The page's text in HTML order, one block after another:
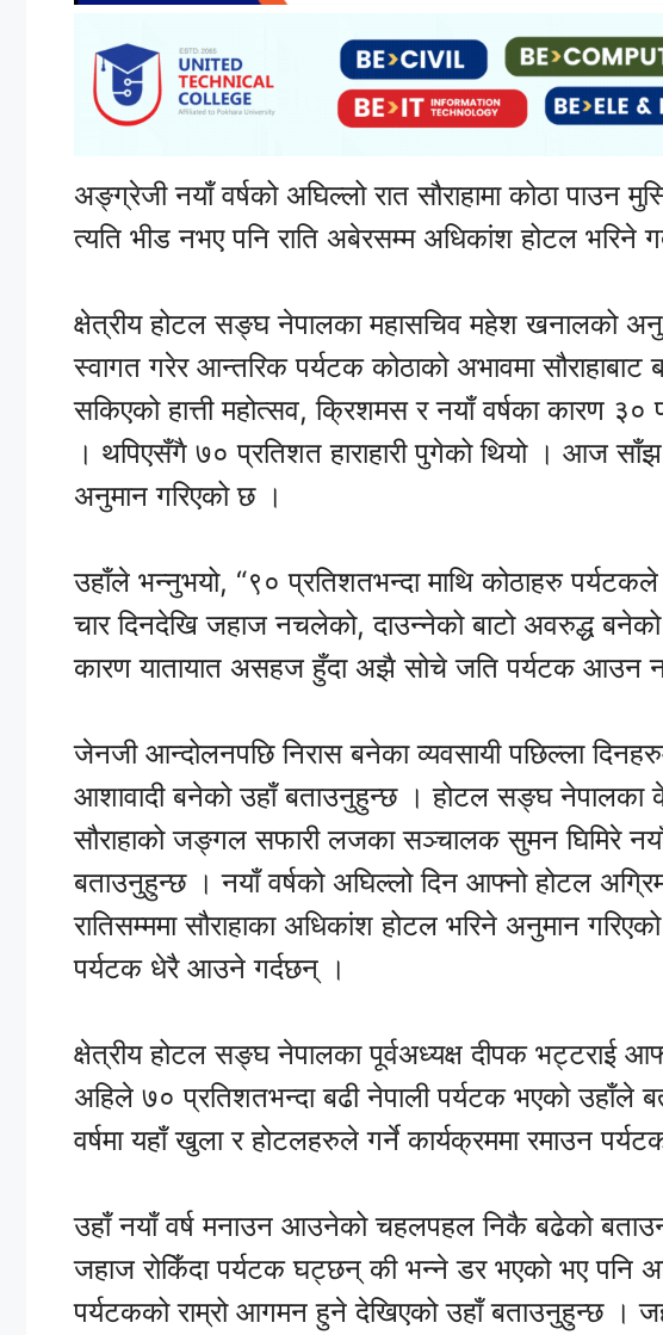
अङ्ग्रेजी नयाँ वर्षको अघिल्लो रात सौराहामा कोठा पाउन
त्यति भीड नभए पनि राति अबेरसम्म अधिकांश होटल भरिने
क्षेत्रीय होटल सङ्घ नेपालका महासचिव महेश खनालको
स्वागत गरेर आन्तरिक पर्यटक कोठाको अभावमा सौराहाबाट
सकिएको हात्ती महोत्सव, क्रिशमस र नयाँ वर्षका कारण
। थपिएसँगै ७० प्रतिशत हाराहारी पुगेको थियो । आज
अनुमान गरिएको छ ।
उहाँले भन्नुभयो, “९० प्रतिशतभन्दा माथि कोठाहरु
चार दिनदेखि जहाज नचलेको, दाउन्नेको बाटो अवरुद्ध
कारण यातायात असहज हुँदा अझै सोचे जति पर्यटक आउन
जेनजी आन्दोलनपछि निरास बनेका व्यवसायी पछिल्ला
आशावादी बनेको उहाँ बताउनुहुन्छ । होटल सङ्घ नेपालका
सौराहाको जङ्गल सफारी लजका सञ्चालक सुमन घिमिरे नयाँ
बताउनुहुन्छ । नयाँ वर्षको अघिल्लो दिन आफ्नो होटल
रातिसम्ममा सौराहाका अधिकांश होटल भरिने अनुमान
पर्यटक धेरै आउने गर्दछन् ।
क्षेत्रीय होटल सङ्घ नेपालका पूर्वअध्यक्ष दीपक भट्टराई
अहिले ७० प्रतिशतभन्दा बढी नेपाली पर्यटक भएको उहाँले
वर्षमा यहाँ खुला र होटलहरुले गर्ने कार्यक्रममा रमाउन
उहाँ नयाँ वर्ष मनाउन आउनेको चहलपहल निकै बढेको
जहाज रोकिँदा पर्यटक घट्छन् की भन्ने डर भएको भए पनि
पर्यटकको राम्रो आगमन हुने देखिएको उहाँ बताउनुहुन्छ ।